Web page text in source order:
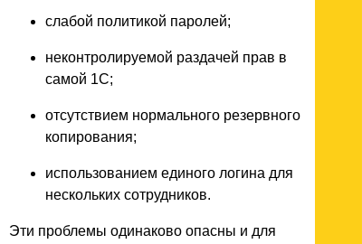
слабой политикой паролей;
неконтролируемой раздачей прав в
самой 1С;
отсутствием нормального резервного
копирования;
использованием единого логина для
нескольких сотрудников.
Эти проблемы одинаково опасны и для